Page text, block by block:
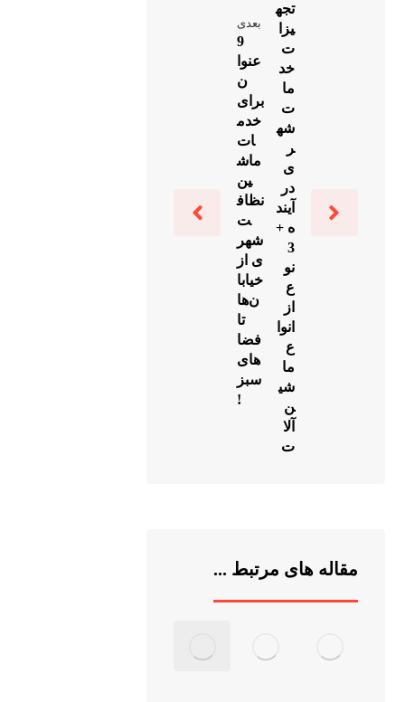
تجه
یزا
ت
خد
ما
ت
شه
ر
ی
در
آیند
ه +
3
نو
ع
از
انوا
ع
ما
شی
ن
آلا
ت
بعدی
9
عنوا
ن
برای
خدم
ات
ماش
ین
نظاف
ت
شهر
ی از
خیابا
ن‌ها
تا
فضا
های
سبز
!
مقاله های مرتبط ...
همچنین تولید
اصفهان، سه
راه فرودگاه،
09133184738
نحوه تخلیه
بار
نوع از
انواع تخلیه
در کمپرس
سازی!
1404